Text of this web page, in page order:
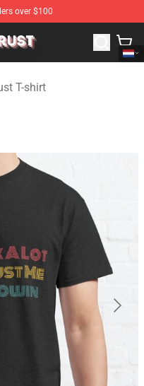
over $100
I Trust Merchandise Store
T-shirt